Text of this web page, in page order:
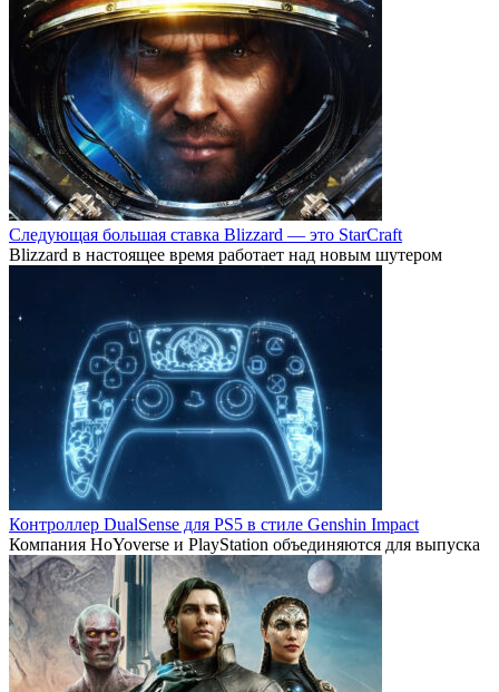
Следующая большая ставка Blizzard — это StarCraft
Blizzard в настоящее время работает над новым шутером
Контроллер DualSense для PS5 в стиле Genshin Impact
Компания HoYoverse и PlayStation объединяются для выпуска